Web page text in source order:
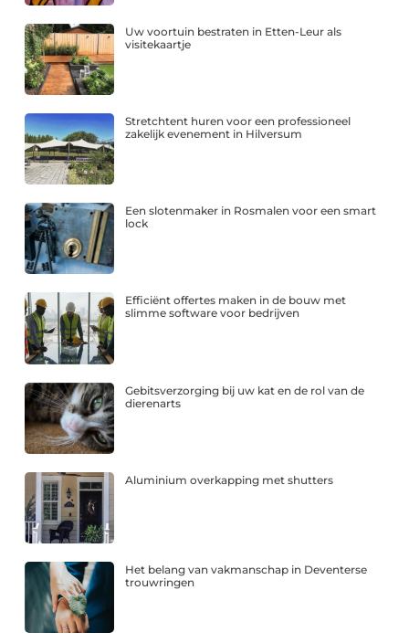
Uw voortuin bestraten in Etten-Leur als
visitekaartje
Stretchtent huren voor een professioneel
zakelijk evenement in Hilversum
Een slotenmaker in Rosmalen voor een smart
lock
Efficiënt offertes maken in de bouw met
slimme software voor bedrijven
Gebitsverzorging bij uw kat en de rol van de
dierenarts
Aluminium overkapping met shutters
Het belang van vakmanschap in Deventerse
trouwringen